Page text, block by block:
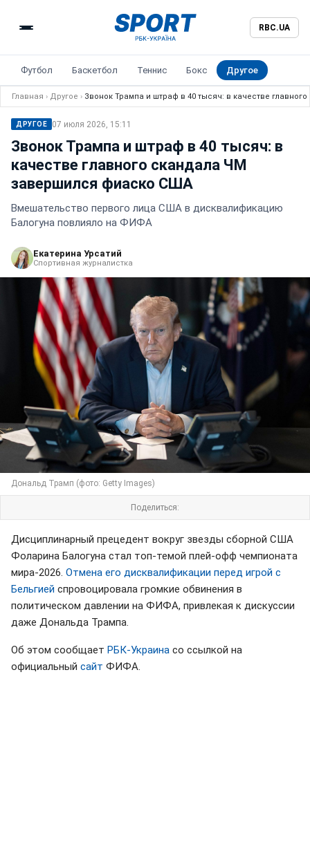
RBC.UA
Футбол Баскетбол Теннис Бокс Другое
Главная › Другое › Звонок Трампа и штраф в 40 тысяч: в качестве
ДРУГОЕ 07 июля 2026, 15:11
Звонок Трампа и штраф в 40 тысяч: в
качестве главного скандала ЧМ
завершился фиаско США
Вмешательство первого лица США в дисквалификацию
Балогуна повлияло на ФИФА
Екатерина Урсатий
Спортивная журналистка
Дональд Трамп (фото: Getty Images)
Поделиться:
Дисциплинарный прецедент вокруг звезды сборной США
Фоларина Балогуна стал топ-темой плей-офф чемпионата
мира-2026. Отмена его дисквалификации перед игрой с
Бельгией спровоцировала громкие обвинения в
политическом давлении на ФИФА, привлекая к дискуссии
даже Дональда Трампа.
Об этом сообщает РБК-Украина со ссылкой на
официальный сайт ФИФА.